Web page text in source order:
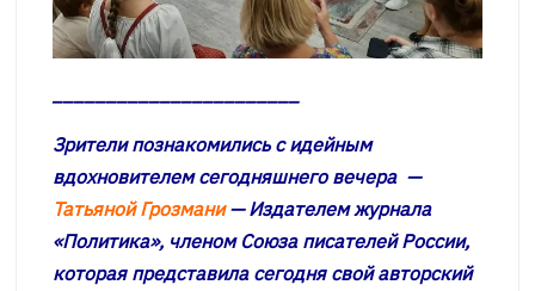
Зрители познакомились с идейным
вдохновителем сегодняшнего вечера —
Татьяной Грозмани— Издателем журнала
«Политика», членом Союза писателей России,
которая представила сегодня свой авторский